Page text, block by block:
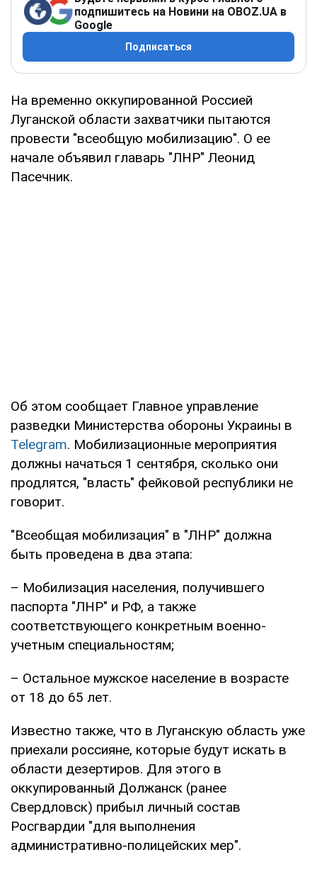
подпишитесь на Новини на OBOZ.UA в
Google
Подписаться
На временно оккупированной Россией
Луганской области захватчики пытаются
провести "всеобщую мобилизацию". О ее
начале объявил главарь "ЛНР" Леонид
Пасечник.
Об этом сообщает Главное управление
разведки Министерства обороны Украины в
Telegram. Мобилизационные мероприятия
должны начаться 1 сентября, сколько они
продлятся, "власть" фейковой республики не
говорит.
"Всеобщая мобилизация" в "ЛНР" должна
быть проведена в два этапа:
– Мобилизация населения, получившего
паспорта "ЛНР" и РФ, а также
соответствующего конкретным военно-
учетным специальностям;
– Остальное мужское население в возрасте
от 18 до 65 лет.
Известно также, что в Луганскую область уже
приехали россияне, которые будут искать в
области дезертиров. Для этого в
оккупированный Должанск (ранее
Свердловск) прибыл личный состав
Росгвардии "для выполнения
административно-полицейских мер".